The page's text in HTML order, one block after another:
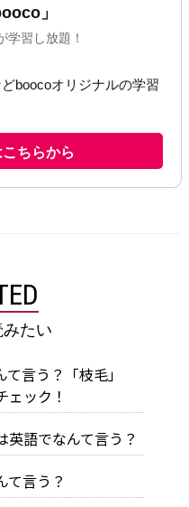
たい
て言う？「枝毛」
ェック！
英語でなんて言う？
て言う？